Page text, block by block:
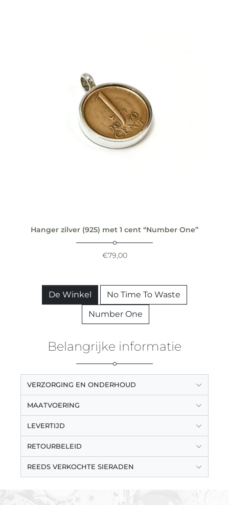
Hanger zilver (925) met 1 cent “Number One”
€79,00
De Winkel
No Time To Waste
Number One
Belangrijke informatie
VERZORGING EN ONDERHOUD
MAATVOERING
LEVERTIJD
RETOURBELEID
REEDS VERKOCHTE SIERADEN